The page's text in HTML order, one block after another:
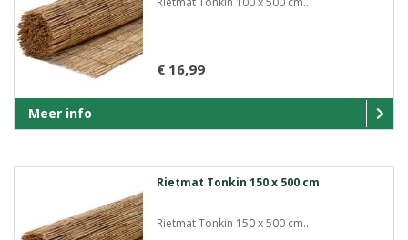
€ 16,99
Meer info
Rietmat Tonkin 150 x 500 cm
Rietmat Tonkin 150 x 500 cm..